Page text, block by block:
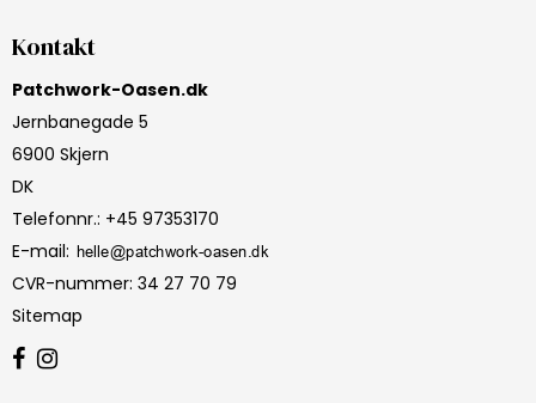
Kontakt
Patchwork-Oasen.dk
Jernbanegade 5
6900 Skjern
DK
Telefonnr.: +45 97353170
E-mail:
CVR-nummer: 34 27 70 79
Sitemap